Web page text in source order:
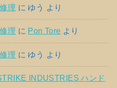
理 に ゆう より
理 に Pon Tore より
理 に ゆう より
INDUSTRIES ハンド